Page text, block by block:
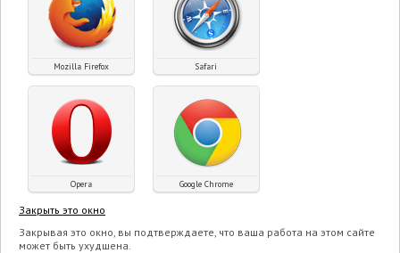
ПОДРОБНЕЕ
Mozilla Firefox Safari
Opera Google Chrome
Закрыть это окно
Закрывая это окно, вы подтверждаете, что ваша работа на этом сайте
может быть ухудшена.